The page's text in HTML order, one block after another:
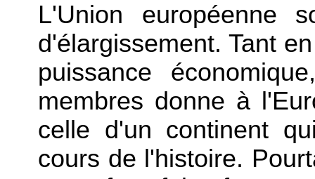
L'Union européenne
d'élargissement. Tant
puissance
membres donne à
celle d'un continent
cours de l'histoire.